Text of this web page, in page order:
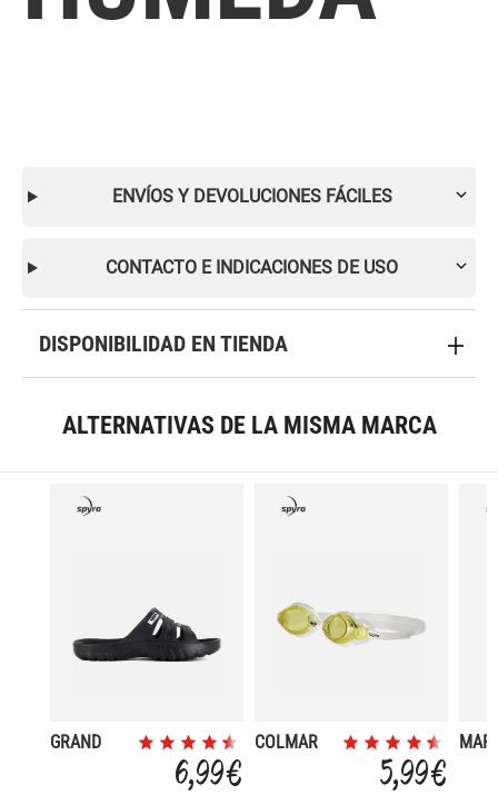
ENVÍOS Y DEVOLUCIONES FÁCILES
CONTACTO E INDICACIONES DE USO
DISPONIBILIDAD EN TIENDA
ALTERNATIVAS DE LA MISMA MARCA
GRAND
6,99 €
COLMAR
5,99 €